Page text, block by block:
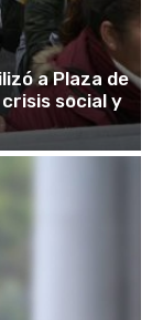
a Plaza de
social y